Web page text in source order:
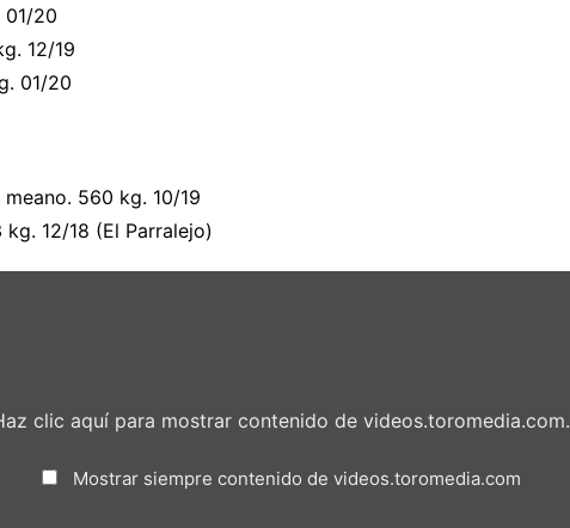
01/20
12/19
01/20
560 kg. 10/19
12/18 (El Parralejo)
clic aquí para mostrar contenido de videos.toromedia.com.
Mostrar siempre contenido de videos.toromedia.com